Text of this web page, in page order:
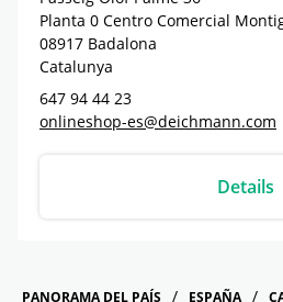
Planta 0 Centro Comercial
08917 Badalona
Catalunya
647 94 44 23
onlineshop-es@deichmann.com
Details
PANORAMA DEL PAÍS ESPAÑA